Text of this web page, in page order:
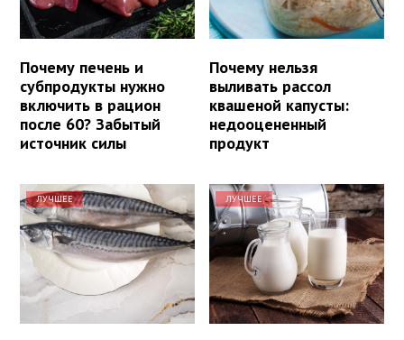
Почему печень и
субпродукты нужно
включить в рацион
после 60? Забытый
источник силы
Почему нельзя
выливать рассол
квашеной капусты:
недооцененный
продукт
ЛУЧШЕЕ ЛУЧШЕЕ